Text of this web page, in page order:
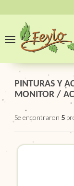
Toggle navigation
PINTURAS Y
MONITOR /
Se encontraron 5